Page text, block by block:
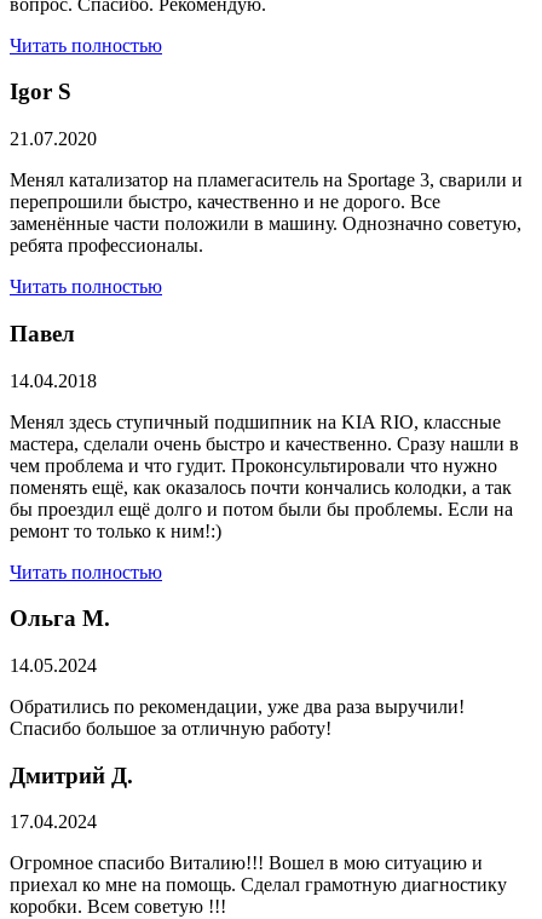
Читать полностью
​Igor S
21.07.2020
Менял катализатор на пламегаситель на Sportage 3, сварили и
перепрошили быстро, качественно и не дорого. Все
заменённые части положили в машину. Однозначно советую,
ребята профессионалы.
Читать полностью
Павел
14.04.2018
Менял здесь ступичный подшипник на KIA RIO, классные
мастера, сделали очень быстро и качественно. Сразу нашли в
чем проблема и что гудит. Проконсультировали что нужно
поменять ещё, как оказалось почти кончались колодки, а так
бы проездил ещё долго и потом были бы проблемы. Если на
ремонт то только к ним!:)
Читать полностью
Ольга М.
14.05.2024
Обратились по рекомендации, уже два раза выручили!
Спасибо большое за отличную работу!
Дмитрий Д.
17.04.2024
Огромное спасибо Виталию!!! Вошел в мою ситуацию и
приехал ко мне на помощь. Сделал грамотную диагностику
коробки. Всем советую !!!